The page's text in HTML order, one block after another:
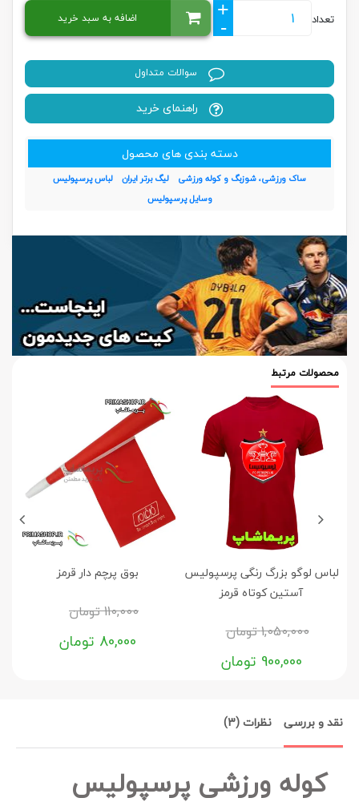
تعداد
+
-
اضافه به سبد خرید
سوالات متداول
راهنمای خرید
دسته بندی های محصول
ساک ورزشی، شوزبگ و کوله ورزشی لیگ برتر ایران
لباس پرسپولیس
وسایل پرسپولیس
محصولات مرتبط
لباس لوگو بزرگ رنگی پرسپولیس
آستین کوتاه قرمز
1,050,000تومان
900,000 تومان
بوق پرچم دار قرمز
110,000تومان
80,000 تومان
نقد و بررسی نظرات (3)
کوله ورزشی پرسپولیس